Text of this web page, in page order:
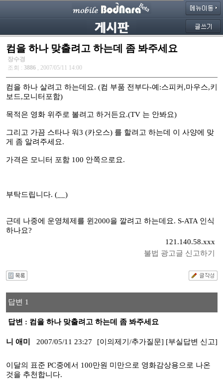
컴을 하나 맞출려고 하는데 좀 봐주세요
장수경
조회 : 3886 , 2007/05/11 14:00
컴을 하나 살려고 하는데요. (컴 부품 전부다-예:스피커,마우스,키
보드,모니터포함)
목적은 영화 위주로 볼려고 하거든요.(TV 는 안봐요)
그리고 가끔 스타나 워3 (카오스) 를 할려고 하는데 이 사양에 맞
게 좀 알려주세요.
가격은 모니터 포함 100 안쪽으로요.
부탁드립니다. (__)
근데 나중에 운영체제를 윈2000을 깔려고 하는데요. S-ATA 인식
하나요?
121.140.58.xxx
불법 광고글 신고하기
답변 1
답변 : 컴을 하나 맞출려고 하는데 좀 봐주세요
니 애미 2007/05/11 23:27 [이의제기/추가질문] [부실답변 신고]
이달의 표준 PC중에서 100만원 미만으로 영화감상용으로 나온
것을 추천합니다.